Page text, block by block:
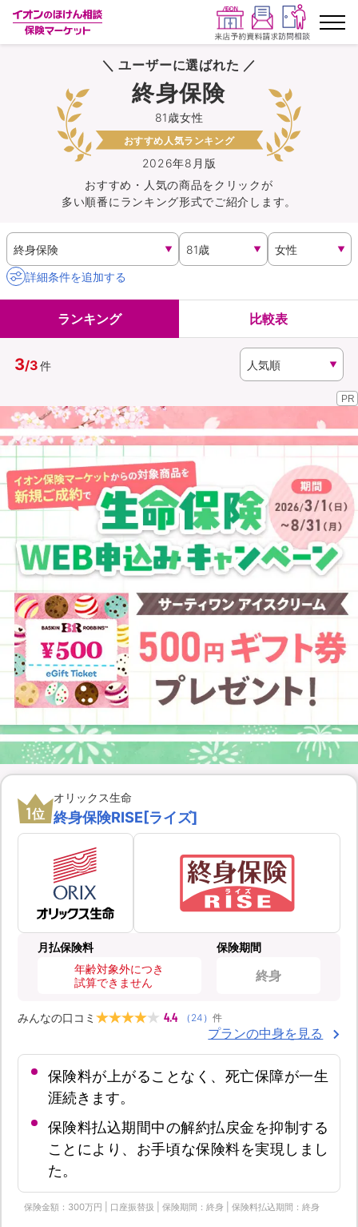
ランキングから探す
保険を比較する
保険会社から探す
イオンカード会員さま専用保険
キャンペーン一覧
イオングループ従業員さま向け
資料請求
（無料）
訪問相談
イオンカード会員さま専用保険
＼ ユーザーに選ばれた ／
2026年8月版
81歳女性
終身保険
おすすめ人気ランキング
おすすめ・人気の商品をクリックが
多い順番にランキング形式でご紹介します。
詳細条件を追加する
ランキング 比較表
3/3件
PR
1位
オリックス生命
終身保険RISE[ライズ]
月払保険料
年齢対象外につき
試算できません
保険期間
終身
みんなの口コミ 4.4 （ 24 ） 件
プランの中身を見る
保険料が上がることなく、死亡保障が一生
涯続きます。
保険料払込期間中の解約払戻金を抑制する
ことにより、お手頃な保険料を実現しまし
た。
保険金額：300万円 | 口座振替扱 | 保険期間：終身 | 保険料払込期間：終身